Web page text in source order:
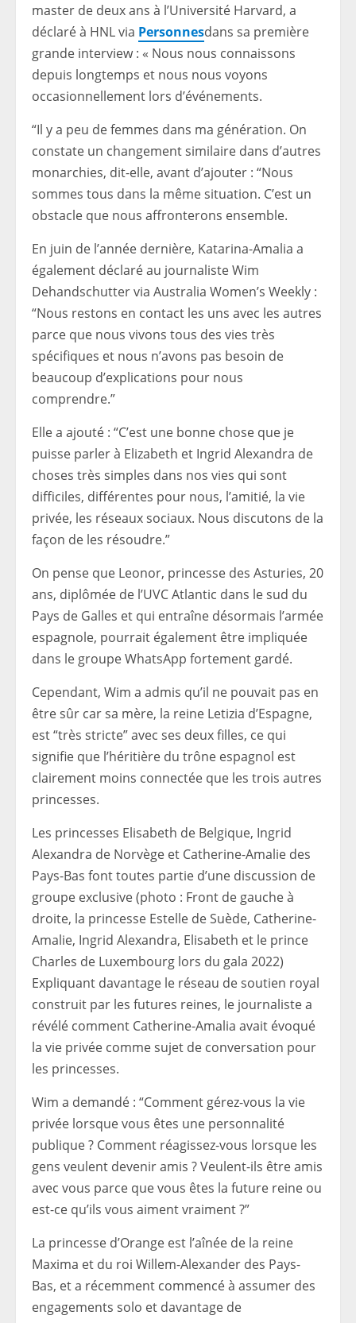
master de deux ans à l’Université Harvard, a
déclaré à HNL via Personnesdans sa première
grande interview : « Nous nous connaissons
depuis longtemps et nous nous voyons
occasionnellement lors d’événements.
“Il y a peu de femmes dans ma génération. On
constate un changement similaire dans d’autres
monarchies, dit-elle, avant d’ajouter : “Nous
sommes tous dans la même situation. C’est un
obstacle que nous affronterons ensemble.
En juin de l’année dernière, Katarina-Amalia a
également déclaré au journaliste Wim
Dehandschutter via Australia Women’s Weekly :
“Nous restons en contact les uns avec les autres
parce que nous vivons tous des vies très
spécifiques et nous n’avons pas besoin de
beaucoup d’explications pour nous
comprendre.”
Elle a ajouté : “C’est une bonne chose que je
puisse parler à Elizabeth et Ingrid Alexandra de
choses très simples dans nos vies qui sont
difficiles, différentes pour nous, l’amitié, la vie
privée, les réseaux sociaux. Nous discutons de la
façon de les résoudre.”
On pense que Leonor, princesse des Asturies, 20
ans, diplômée de l’UVC Atlantic dans le sud du
Pays de Galles et qui entraîne désormais l’armée
espagnole, pourrait également être impliquée
dans le groupe WhatsApp fortement gardé.
Cependant, Wim a admis qu’il ne pouvait pas en
être sûr car sa mère, la reine Letizia d’Espagne,
est “très stricte” avec ses deux filles, ce qui
signifie que l’héritière du trône espagnol est
clairement moins connectée que les trois autres
princesses.
Les princesses Elisabeth de Belgique, Ingrid
Alexandra de Norvège et Catherine-Amalie des
Pays-Bas font toutes partie d’une discussion de
groupe exclusive (photo : Front de gauche à
droite, la princesse Estelle de Suède, Catherine-
Amalie, Ingrid Alexandra, Elisabeth et le prince
Charles de Luxembourg lors du gala 2022)
Expliquant davantage le réseau de soutien royal
construit par les futures reines, le journaliste a
révélé comment Catherine-Amalia avait évoqué
la vie privée comme sujet de conversation pour
les princesses.
Wim a demandé : “Comment gérez-vous la vie
privée lorsque vous êtes une personnalité
publique ? Comment réagissez-vous lorsque les
gens veulent devenir amis ? Veulent-ils être amis
avec vous parce que vous êtes la future reine ou
est-ce qu’ils vous aiment vraiment ?”
La princesse d’Orange est l’aînée de la reine
Maxima et du roi Willem-Alexander des Pays-
Bas, et a récemment commencé à assumer des
engagements solo et davantage de